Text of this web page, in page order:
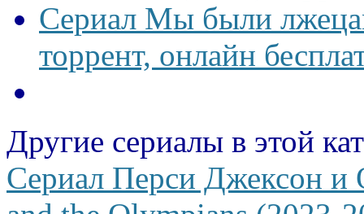
Сериал Мы были
торрент, онлайн
Другие сериалы в этой
Сериал Перси Джексон